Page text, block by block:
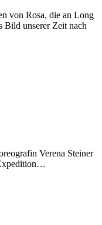
von Rosa, die an Long
Bild unserer Zeit nach
Verena Steiner